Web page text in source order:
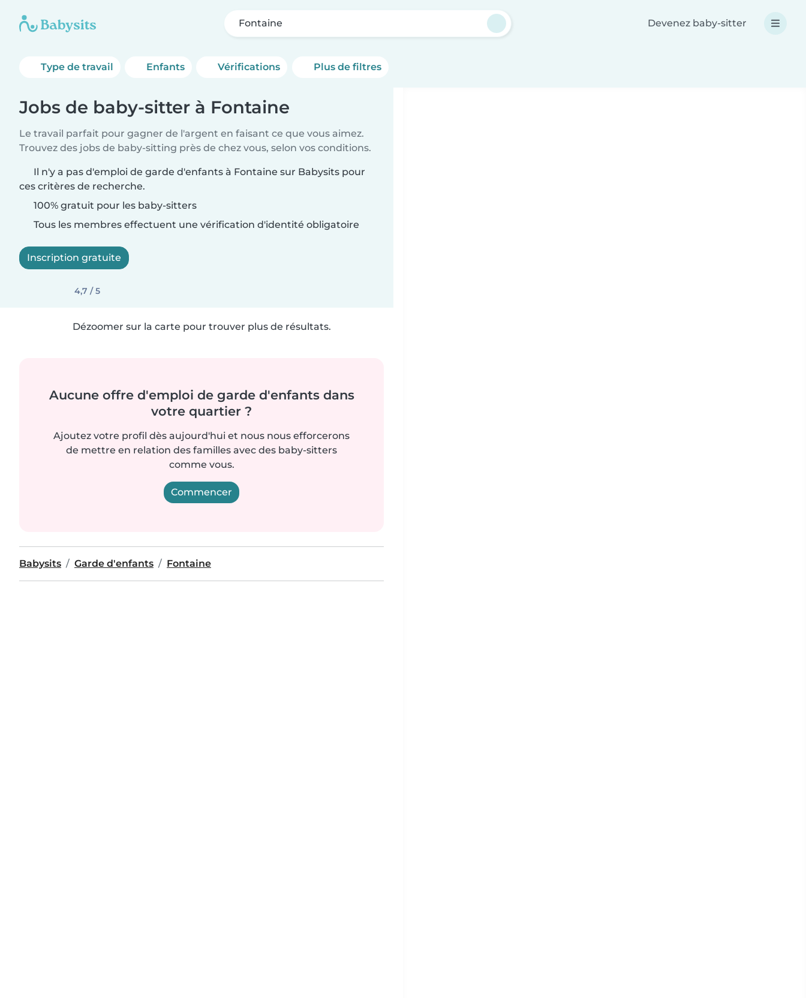
Fontaine Devenez baby-sitter
Type de travail Enfants Vérifications Plus de filtres
Jobs de baby-sitter à Fontaine
Le travail parfait pour gagner de l'argent en faisant ce que vous aimez.
Trouvez des jobs de baby-sitting près de chez vous, selon vos conditions.
Il n'y a pas d'emploi de garde d'enfants à Fontaine sur Babysits pour
ces critères de recherche.
100% gratuit pour les baby-sitters
Tous les membres effectuent une vérification d'identité obligatoire
Inscription gratuite
4,7 / 5
Dézoomer sur la carte pour trouver plus de résultats.
Aucune offre d'emploi de garde d'enfants dans
votre quartier ?
Ajoutez votre profil dès aujourd'hui et nous nous efforcerons
de mettre en relation des familles avec des baby-sitters
comme vous.
Commencer
Babysits Garde d'enfants Fontaine